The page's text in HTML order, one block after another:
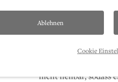
WAS
Endometriose ist
das jenem der
Bauch- und
nicht heilbar, sodass
Cookie
Ablehnen